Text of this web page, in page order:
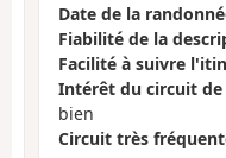
Date de la
Fiabilité de la
Facilité à suivre
Intérêt du circuit de
bien
Circuit très